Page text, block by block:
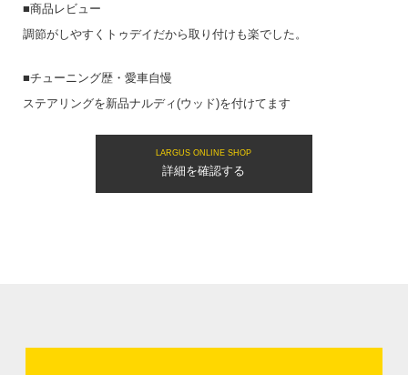
■商品レビュー
調節がしやすくトゥデイだから取り付けも楽でした。
■チューニング歴・愛車自慢
ステアリングを新品ナルディ(ウッド)を付けてます
LARGUS ONLINE SHOP
詳細を確認する